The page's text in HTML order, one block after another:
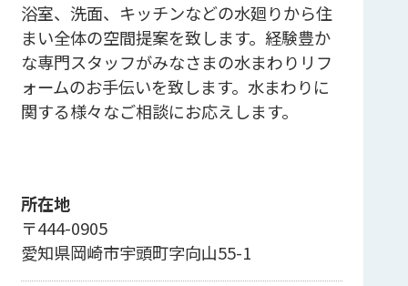
浴室、洗面、キッチンなどの水廻りから住
まい全体の空間提案を致します。経験豊か
な専門スタッフがみなさまの水まわりリフ
ォームのお手伝いを致します。水まわりに
関する様々なご相談にお応えします。
所在地
〒444-0905
愛知県岡崎市宇頭町字向山55-1